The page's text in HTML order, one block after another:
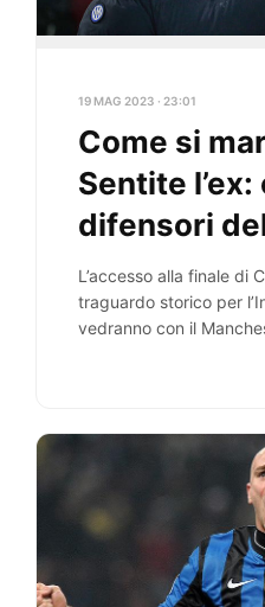
19 MAG 2023 · 23:01
Come si
Sentite
difensori
L’accesso alla finale di
traguardo storico per
vedranno con il